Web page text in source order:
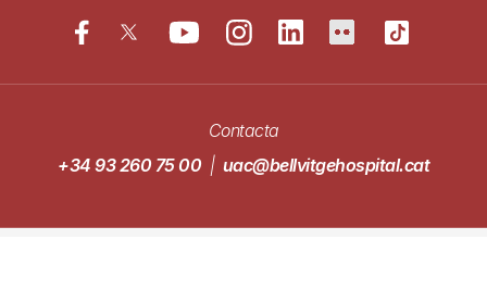
Contacta
+34 93 260 75 00 | uac@bellvitgehospital.cat